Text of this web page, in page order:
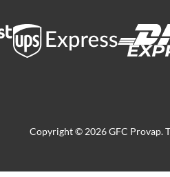
Copyright © 2026 GFC Provap.